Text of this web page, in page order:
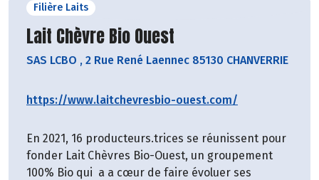
Filière Laits
Découvrir le producteur
Lait Chèvre Bio Ouest
SAS LCBO , 2 Rue René Laennec 85130 CHANVERRIE
https://www.laitchevresbio-ouest.com/
En 2021, 16 producteurs.trices se réunissent pour
fonder Lait Chèvres Bio-Ouest, un groupement
100% Bio qui a a cœur de faire évoluer ses